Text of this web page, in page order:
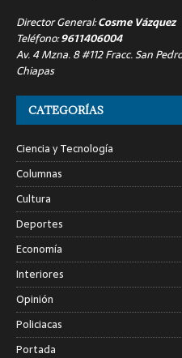
Director General:Cosme Vázquez
Teléfono:9611406004
Av. 4 Mzna. 8 #112 Fracc. San
Chiapas
CATEGORÍAS
Ciencia y Tecnología
Columnas
Cultura
Deportes
Economía
Interiores
Opinión
Policiacas
Portada